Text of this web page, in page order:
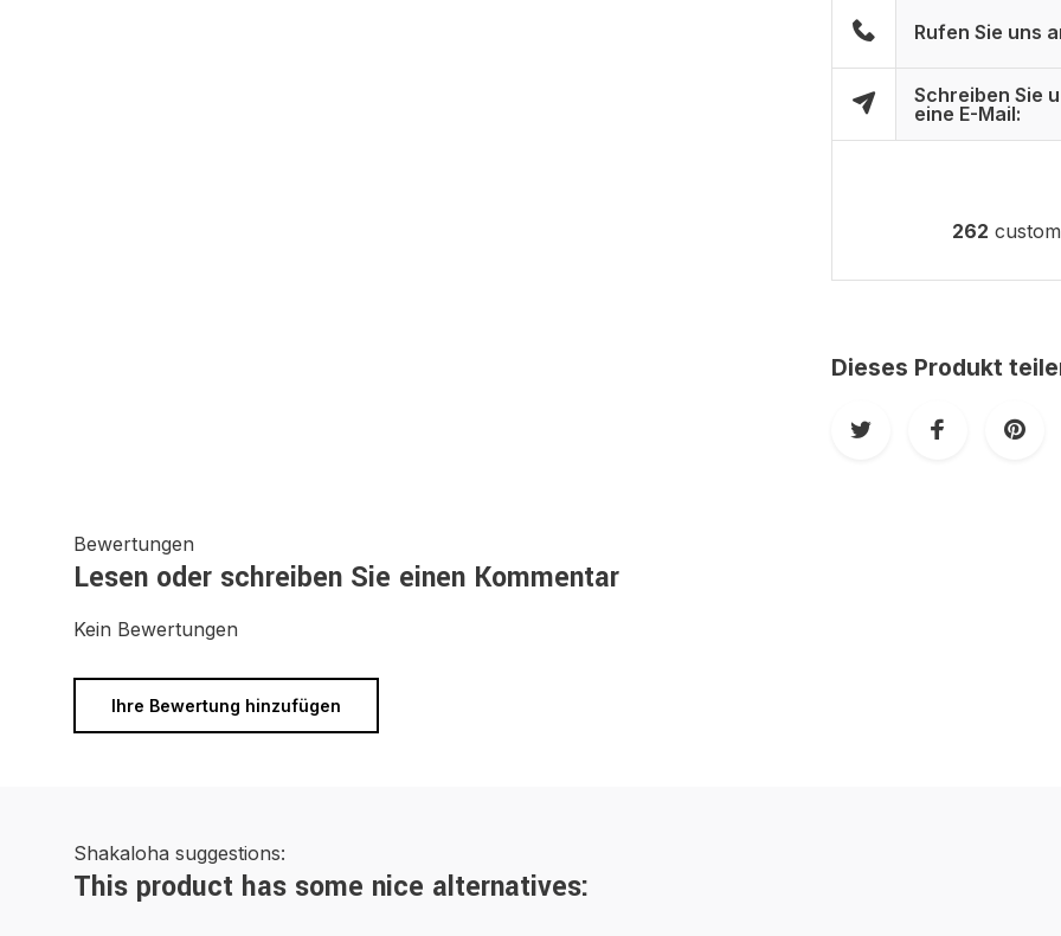
Rufen Sie uns
Schreiben Sie
eine E-Mail:
262
Dieses Produkt
Bewertungen
Lesen oder schreiben Sie einen Kommentar
Kein Bewertungen
Ihre Bewertung hinzufügen
Shakaloha suggestions:
This product has some nice alternatives: